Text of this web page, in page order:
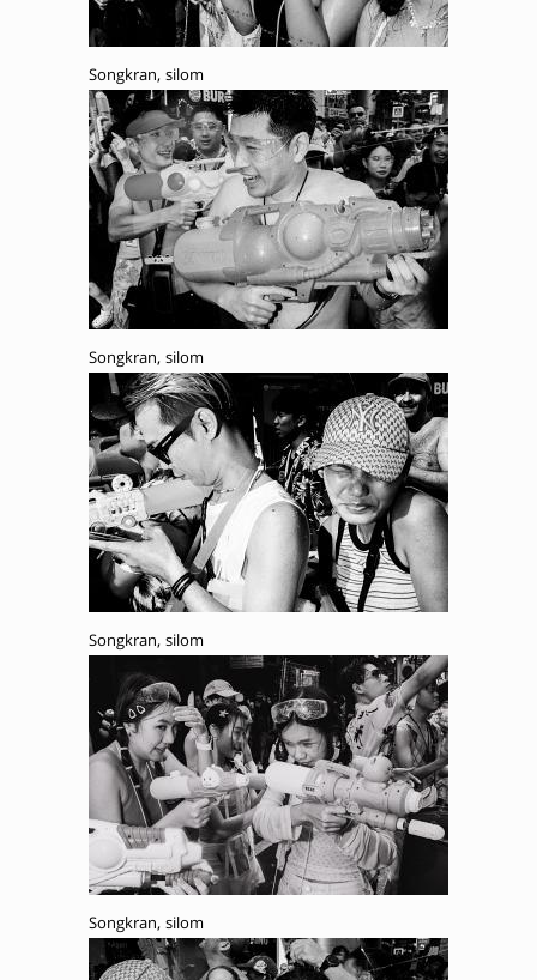
Songkran, silom
Songkran, silom
Songkran, silom
Songkran, silom